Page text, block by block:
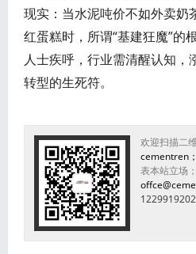
现实：当水泥吨价不如外卖奶
红蛋糕时，所谓“基建狂魔”的
人士疾呼，行业需清醒认知，
转型的生死符。
欢迎扫描二
cementren；
表本站立场
1229919202